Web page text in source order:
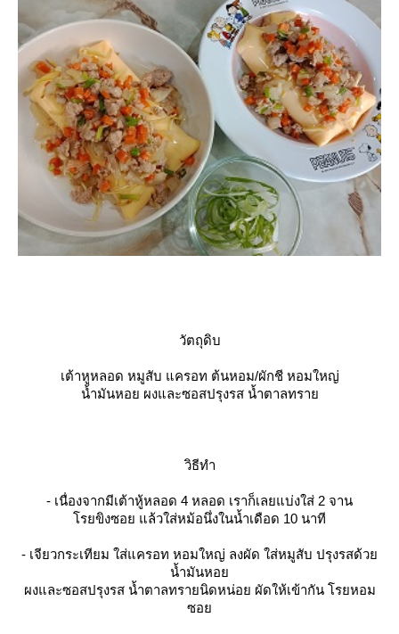
วัตถุดิบ
เต้าหูหลอด หมูสับ แครอท ต้นหอม/ผักชี หอมใหญ่
น้ำมันหอย ผงและซอสปรุงรส น้ำตาลทรา
วิธีทำ
- เนื่องจากมีเต้าหู้หลอด 4 หลอด เราก็เลยแบ่งใส่ 2 จาน
รยขิงซอย แล้วใส่หม้อนึ่งในน้ำเดือด 10 นาที
- เจียวกระเทียม ใส่แครอท หอมใหญ่ ลงผัด ใส่หมูสับ ปรุงรสด้ว
น้ำมันหอ
ผงและซอสปรุงรส น้ำตาลทรายนิดหน่อย ผัดให้เข้ากัน โรยหอม
ซอ